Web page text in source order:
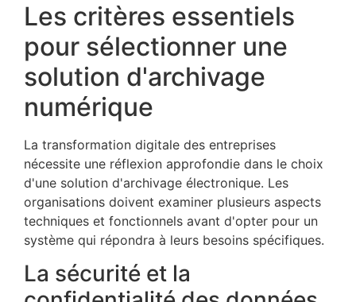
Les critères essentiels
pour sélectionner une
solution d'archivage
numérique
La transformation digitale des entreprises
nécessite une réflexion approfondie dans le choix
d'une solution d'archivage électronique. Les
organisations doivent examiner plusieurs aspects
techniques et fonctionnels avant d'opter pour un
système qui répondra à leurs besoins spécifiques.
La sécurité et la